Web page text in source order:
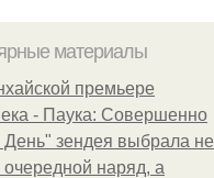
материалы
премьере
- Паука: Совершенно
зендея выбрала не
очередной наряд, а